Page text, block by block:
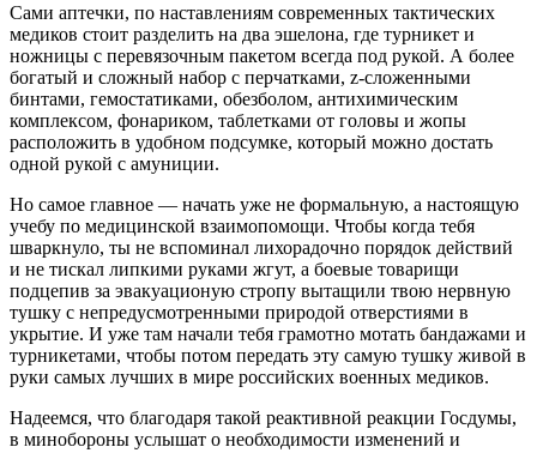
Сами аптечки, по наставлениям современных тактических
медиков стоит разделить на два эшелона, где турникет и
ножницы с перевязочным пакетом всегда под рукой. А более
богатый и сложный набор с перчатками, z-сложенными
бинтами, гемостатиками, обезболом, антихимическим
комплексом, фонариком, таблетками от головы и жопы
расположить в удобном подсумке, который можно достать
одной рукой с амуниции.
Но самое главное — начать уже не формальную, а настоящую
учебу по медицинской взаимопомощи. Чтобы когда тебя
шваркнуло, ты не вспоминал лихорадочно порядок действий
и не тискал липкими руками жгут, а боевые товарищи
подцепив за эвакуационую стропу вытащили твою нервную
тушку с непредусмотренными природой отверстиями в
укрытие. И уже там начали тебя грамотно мотать бандажами и
турникетами, чтобы потом передать эту самую тушку живой в
руки самых лучших в мире российских военных медиков.
Надеемся, что благодаря такой реактивной реакции Госдумы,
в минобороны услышат о необходимости изменений и